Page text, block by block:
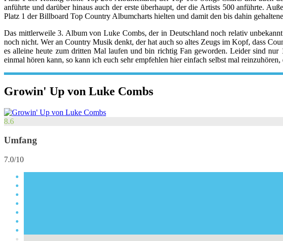
anführte und darüber hinaus auch der erste überhaupt, der die Artists 500 anführte.
Platz 1 der Billboard Top Country Albumcharts hielten und damit den bis dahin
Das mittlerweile 3. Album von Luke Combs, der in Deutschland noch relativ
noch nicht. Wer an Country Musik denkt, der hat auch so altes Zeugs im Kopf, dass
es alleine heute zum dritten Mal laufen und bin richtig Fan geworden. Leider sind
einmal hören kann, so kann ich euch sehr empfehlen hier einfach selbst mal reinzuhören,
Growin' Up von Luke Combs
8.6
Umfang
7.0/10